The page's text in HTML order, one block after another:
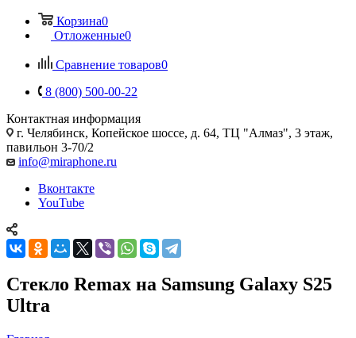
Корзина0
Отложенные0
Сравнение товаров0
8 (800) 500-00-22
Контактная информация
г. Челябинск, Копейское шоссе, д. 64, ТЦ "Алмаз", 3 этаж,
павильон 3-70/2
info@miraphone.ru
Вконтакте
YouTube
Стекло Remax на Samsung Galaxy S25
Ultra